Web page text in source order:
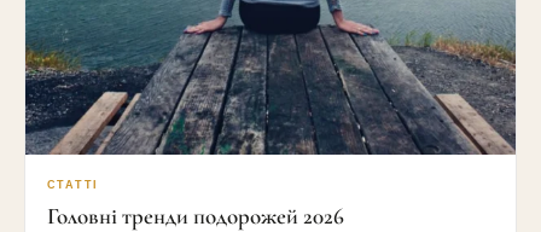
СТАТТІ
Головні тренди подорожей 2026